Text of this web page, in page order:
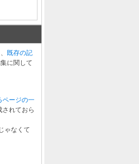
既存の記
に関して
ページの一
れておら
ゃなくて